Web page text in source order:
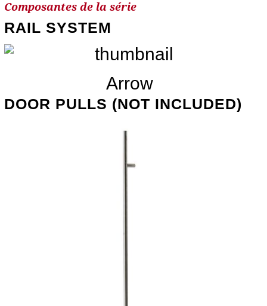
Composantes de la série
RAIL SYSTEM
Arrow
DOOR PULLS (NOT INCLUDED)